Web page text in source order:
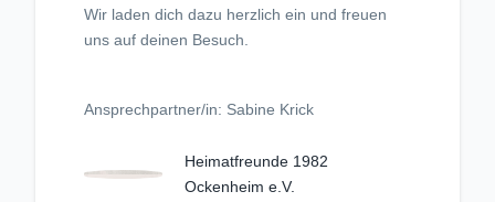
Wir laden dich dazu herzlich ein und freuen
uns auf deinen Besuch.
Ansprechpartner/in: Sabine Krick
Heimatfreunde 1982
Ockenheim e.V.